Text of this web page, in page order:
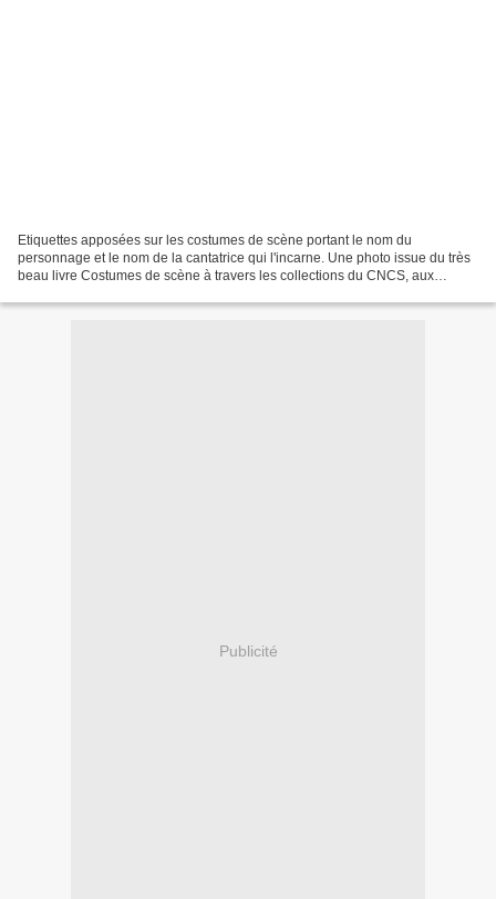
Etiquettes apposées sur les costumes de scène portant le nom du
personnage et le nom de la cantatrice qui l'incarne. Une photo issue du très
beau livre Costumes de scène à travers les collections du CNCS, aux
Publicité